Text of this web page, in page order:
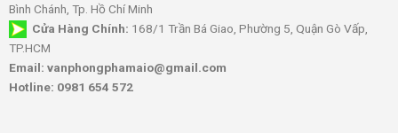
Bình Chánh, Tp. Hồ Chí Minh
Cửa Hàng Chính: 168/1 Trần Bá Giao, Phường 5, Quận Gò Vấp,
TP.HCM
Email: vanphongphamaio@gmail.com
Hotline: 0981 654 572